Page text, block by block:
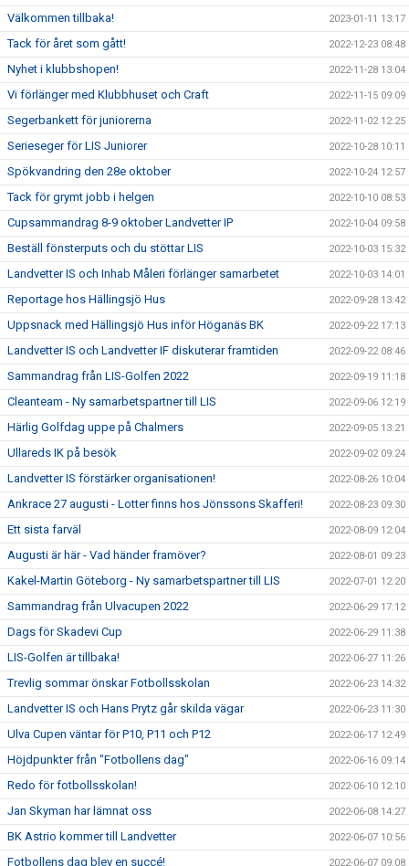
Välkommen tillbaka! 2023-01-11 13:17
Tack för året som gått! 2022-12-23 08:48
Nyhet i klubbshopen! 2022-11-28 13:04
Vi förlänger med Klubbhuset och Craft 2022-11-15 09:09
Segerbankett för juniorerna 2022-11-02 12:25
Serieseger för LIS Juniorer 2022-10-28 10:11
Spökvandring den 28e oktober 2022-10-24 12:57
Tack för grymt jobb i helgen 2022-10-10 08:53
Cupsammandrag 8-9 oktober Landvetter IP 2022-10-04 09:58
Beställ fönsterputs och du stöttar LIS 2022-10-03 15:32
Landvetter IS och Inhab Måleri förlänger samarbetet 2022-10-03 14:01
Reportage hos Hällingsjö Hus 2022-09-28 13:42
Uppsnack med Hällingsjö Hus inför Höganäs BK 2022-09-22 17:13
Landvetter IS och Landvetter IF diskuterar framtiden 2022-09-22 08:46
Sammandrag från LIS-Golfen 2022 2022-09-19 11:18
Cleanteam - Ny samarbetspartner till LIS 2022-09-06 12:19
Härlig Golfdag uppe på Chalmers 2022-09-05 13:21
Ullareds IK på besök 2022-09-02 09:24
Landvetter IS förstärker organisationen! 2022-08-26 10:04
Ankrace 27 augusti - Lotter finns hos Jönssons Skafferi! 2022-08-23 09:30
Ett sista farväl 2022-08-09 12:04
Augusti är här - Vad händer framöver? 2022-08-01 09:23
Kakel-Martin Göteborg - Ny samarbetspartner till LIS 2022-07-01 12:20
Sammandrag från Ulvacupen 2022 2022-06-29 17:12
Dags för Skadevi Cup 2022-06-29 11:38
LIS-Golfen är tillbaka! 2022-06-27 11:26
Trevlig sommar önskar Fotbollsskolan 2022-06-23 14:32
Landvetter IS och Hans Prytz går skilda vägar 2022-06-23 11:30
Ulva Cupen väntar för P10, P11 och P12 2022-06-17 12:49
Höjdpunkter från "Fotbollens dag" 2022-06-16 09:14
Redo för fotbollsskolan! 2022-06-10 12:10
Jan Skyman har lämnat oss 2022-06-08 14:27
BK Astrio kommer till Landvetter 2022-06-07 10:56
Fotbollens dag blev en succé! 2022-06-07 09:08